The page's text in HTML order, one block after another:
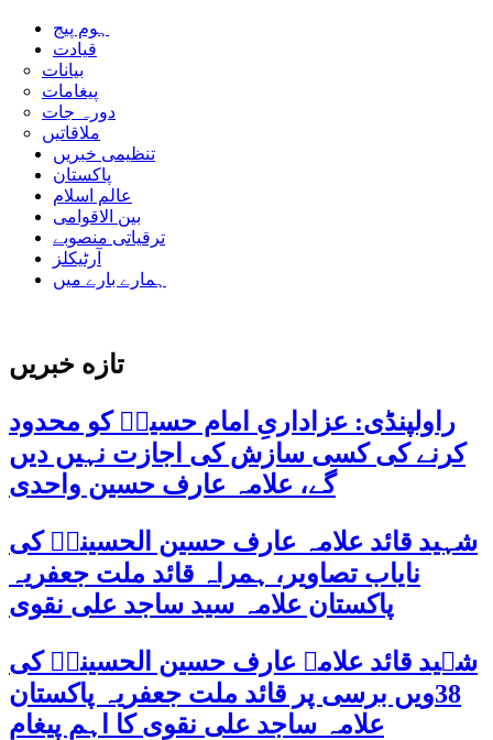
ہوم پیج
قیادت
بیانات
پیغامات
دورہ جات
ملاقاتیں
تنظیمی خبریں
پاکستان
عالم اسلام
بین الاقوامی
ترقیاتی منصوبے
آرٹیکلز
ہمارے بارے میں
تازه خبریں
راولپنڈی: عزاداریِ امام حسینؑ کو محدود
کرنے کی کسی سازش کی اجازت نہیں دیں
گے، علامہ عارف حسین واحدی
شہید قائد علامہ عارف حسین الحسینیؒ کی
نایاب تصاویر، ہمراہ قائد ملت جعفریہ
پاکستان علامہ سید ساجد علی نقوی
شہید قائد علامہ عارف حسین الحسینیؒ کی
38ویں برسی پر قائد ملت جعفریہ پاکستان
علامہ ساجد علی نقوی کا اہم پیغام